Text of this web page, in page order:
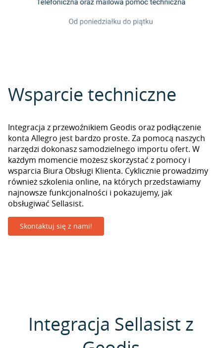
Wsparcie techniczne
Integracja z przewoźnikiem Geodis oraz podłączenie
konta Allegro jest bardzo proste. Za pomocą naszych
narzędzi dokonasz samodzielnego importu ofert. W
każdym momencie możesz skorzystać z pomocy i
wsparcia Biura Obsługi Klienta. Cyklicznie prowadzimy
również szkolenia online, na których przedstawiamy
najnowsze funkcjonalności i pokazujemy, jak
obsługiwać Sellasist.
Skontaktuj się z nami!
Integracja Sellasist z